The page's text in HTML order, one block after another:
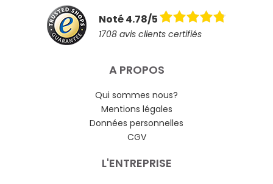
Noté 4.78/5
1708 avis clients certifiés
A PROPOS
Qui sommes nous?
Mentions légales
Données personnelles
CGV
L'ENTREPRISE